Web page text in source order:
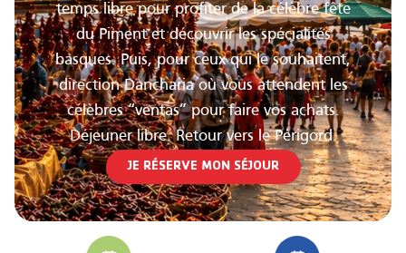
temps libre pour profiter de la célèbre fête
du Piment et découvrir les spécialités
basques. Puis, pour ceux qui le souhaitent,
direction Dancharia où vous attendent les
célèbres “ventas” pour faire vos achats.
Déjeuner libre. Retour vers le Périgord.
JE RÉSERVE MON SÉJOUR